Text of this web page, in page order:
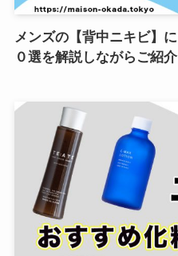
メンズの【背中ニキビ】
０選を解説しながらご紹